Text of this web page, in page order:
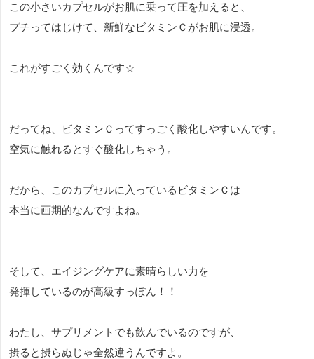
この小さいカプセルがお肌に乗って圧を加えると、
プチってはじけて、新鮮なビタミンＣがお肌に浸透。
これがすごく効くんです☆
だってね、ビタミンＣってすっごく酸化しやすいんです。
空気に触れるとすぐ酸化しちゃう。
だから、このカプセルに入っているビタミンＣは
本当に画期的なんですよね。
そして、エイジングケアに素晴らしい力を
発揮しているのが高級すっぽん！！
わたし、サプリメントでも飲んでいるのですが、
摂ると摂らぬじゃ全然違うんですよ。